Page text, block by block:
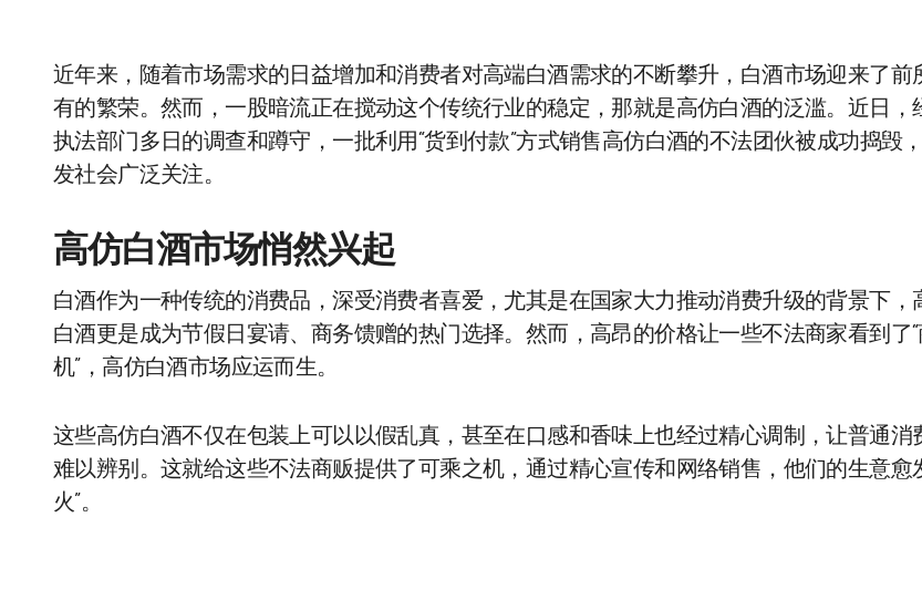
近年来，随着市场需求的日益增加和消费者对高端白酒需求的不断攀升，白酒市场迎来了前
有的繁荣。然而，一股暗流正在搅动这个传统行业的稳定，那就是高仿白酒的泛滥。近日，
执法部门多日的调查和蹲守，一批利用“货到付款”方式销售高仿白酒的不法团伙被成功捣毁，
发社会广泛关注。
高仿白酒市场悄然兴起
白酒作为一种传统的消费品，深受消费者喜爱，尤其是在国家大力推动消费升级的背景下，
白酒更是成为节假日宴请、商务馈赠的热门选择。然而，高昂的价格让一些不法商家看到了“
机”，高仿白酒市场应运而生。
这些高仿白酒不仅在包装上可以以假乱真，甚至在口感和香味上也经过精心调制，让普通消
难以辨别。这就给这些不法商贩提供了可乘之机，通过精心宣传和网络销售，他们的生意愈
火”。